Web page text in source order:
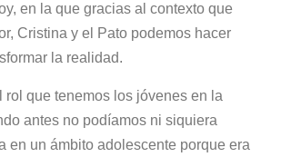
en la que gracias al contexto que
Cristina y el Pato podemos hacer
la realidad.
rol que tenemos los jóvenes en la
antes no podíamos ni siquiera
en un ámbito adolescente porque era